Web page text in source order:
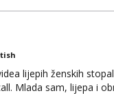
lijepih ženskih
Mlada sam, lijepa i